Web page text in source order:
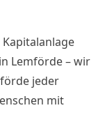
Lemförde – wir
jeder
mit